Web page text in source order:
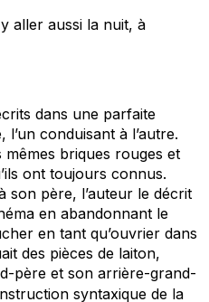
aller aussi la nuit, à
dans une parfaite
conduisant à l’autre.
briques rouges et
ont toujours connus.
son père, l’auteur le décrit
en abandonnant le
en tant qu’ouvrier dans
des pièces de laiton,
père et son arrière-grand-
syntaxique de la